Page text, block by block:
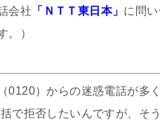
会社 「ＮＴＴ東日本」 に問
。）
0120）からの迷惑電話が
で拒否したいんですが、そ